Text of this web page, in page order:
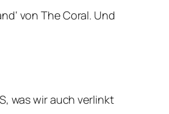
von The Coral. Und
was wir auch verlinkt